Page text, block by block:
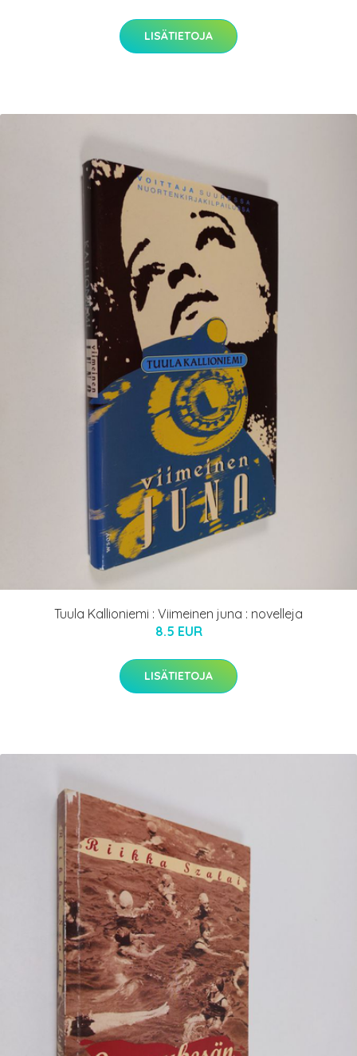
LISÄTIETOJA
Tuula Kallioniemi : Viimeinen juna : novelleja
8.5 EUR
LISÄTIETOJA